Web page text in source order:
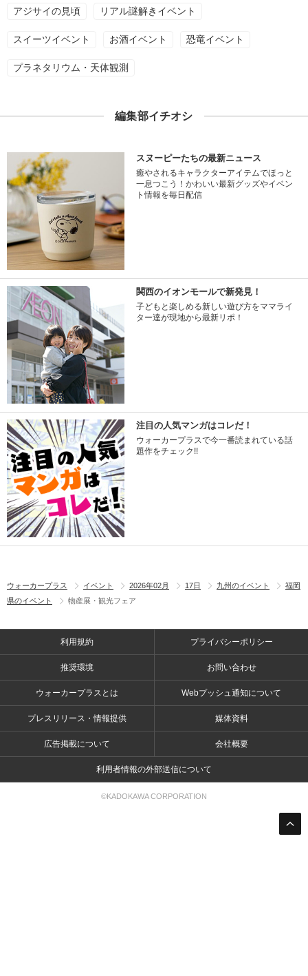
アジサイの見頃 リアル謎解きイベント
スイーツイベント お酒イベント 恐竜イベント
プラネタリウム・天体観測
編集部イチオシ
スヌーピーたちの最新ニュース
癒やされるキャラクターアイテムでほっと
一息つこう！かわいい最新グッズやイベン
ト情報を毎日配信
関西のイオンモールで新発見！
子どもと楽しめる新しい遊び方をママライ
ター達が現地から最新リポ！
注目の人気マンガはコレだ！
ウォーカープラスで今一番読まれている話
題作をチェック!!
ウォーカープラス イベント 2026年02月 17日 九州のイベント
福岡
県のイベント
物産展・観光フェア
利用規約 プライバシーポリシー
推奨環境 お問い合わせ
ウォーカープラスとは Webプッシュ通知について
プレスリリース・情報提供 媒体資料
広告掲載について 会社概要
利用者情報の外部送信について
©KADOKAWA CORPORATION